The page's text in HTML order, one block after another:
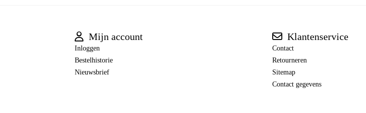
Mijn account
Inloggen
Bestelhistorie
Nieuwsbrief
Klantenservice
Contact
Retourneren
Sitemap
Contact gegevens